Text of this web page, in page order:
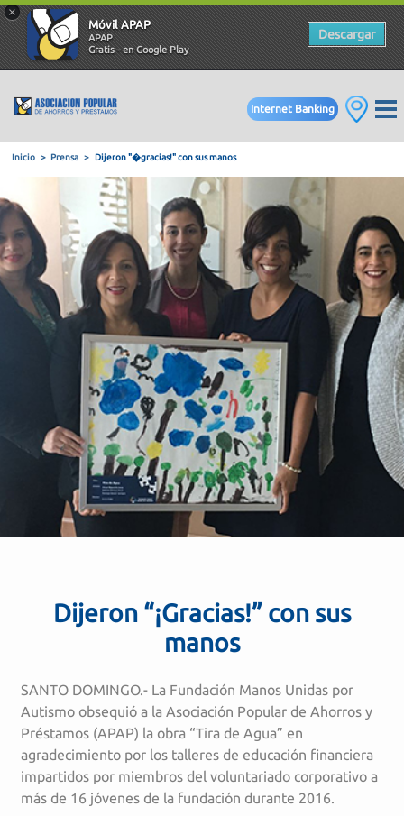
×
Móvil APAP
APAP
Gratis - en Google Play
Descargar
Internet Banking
Inicio Prensa Dijeron "�gracias!" con sus manos
Dijeron “¡Gracias!” con sus
manos
SANTO DOMINGO.- La Fundación Manos Unidas por
Autismo obsequió a la Asociación Popular de Ahorros y
Préstamos (APAP) la obra “Tira de Agua” en
agradecimiento por los talleres de educación financiera
impartidos por miembros del voluntariado corporativo a
más de 16 jóvenes de la fundación durante 2016.